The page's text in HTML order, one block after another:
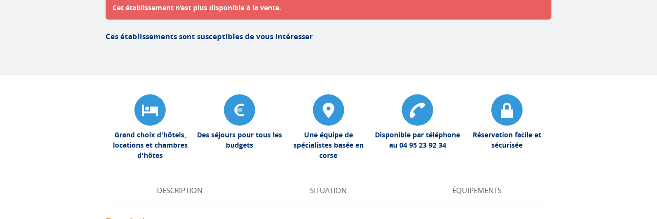
Cet établissement n’est plus disponible à la vente.
Ces établissements sont susceptibles de vous intéresser
Grand choix d'hôtels,
locations et chambres
d'hôtes
Des séjours pour tous les
budgets
Une équipe de
spécialistes basée en
corse
Disponible par téléphone
au 04 95 23 92 34
Réservation facile et
sécurisée
DESCRIPTION SITUATION ÉQUIPEMENTS